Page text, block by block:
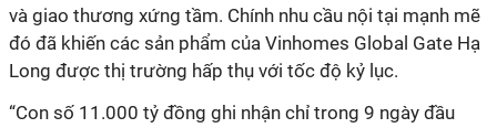
và giao thương xứng tầm. Chính nhu cầu nội tại mạnh mẽ
đó đã khiến các sản phẩm của Vinhomes Global Gate Hạ
Long được thị trường hấp thụ với tốc độ kỷ lục.
“Con số 11.000 tỷ đồng ghi nhận chỉ trong 9 ngày đầu